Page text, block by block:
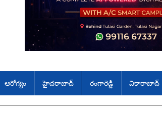
ఆరోగ్యం హైదరాబాద్ రంగారెడ్డి వికారాబాద్